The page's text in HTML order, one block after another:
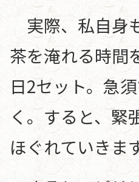
実際、私自身
茶を淹れる時間
日2セット。急
く。すると、緊
ほぐれていきま